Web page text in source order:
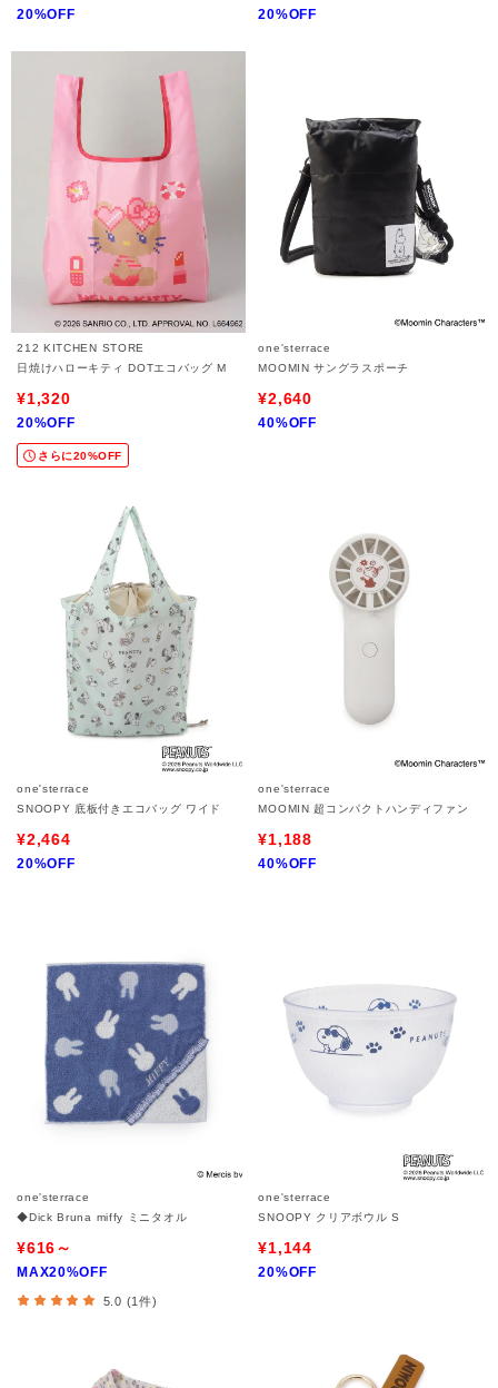
20%OFF 20%OFF
212 KITCHEN STORE
日焼けハローキティ DOTエコバッグ M
¥1,320
20%OFF
さらに20%OFF
one'sterrace
MOOMIN サングラスポーチ
¥2,640
40%OFF
one'sterrace
SNOOPY 底板付きエコバッグ ワイド
¥2,464
20%OFF
one'sterrace
MOOMIN 超コンパクトハンディファン
¥1,188
40%OFF
one'sterrace
◆Dick Bruna miffy ミニタオル
¥616～
MAX20%OFF
5.0 (1件)
one'sterrace
SNOOPY クリアボウル S
¥1,144
20%OFF